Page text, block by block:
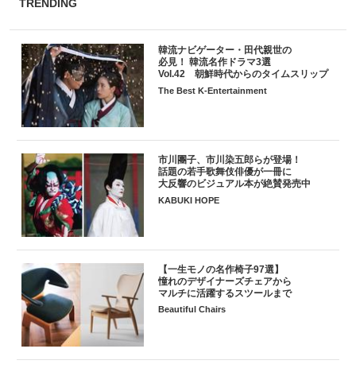
TRENDING
韓流ナビゲーター・田代親世の
必見！ 韓流名作ドラマ3選
Vol.42 朝鮮時代からのタイムスリップ
The Best K-Entertainment
市川團子、市川染五郎らが登場！
話題の若手歌舞伎俳優が一冊に
大反響のビジュアル本が絶賛発売中
KABUKI HOPE
【一生モノの名作椅子97選】
憧れのデザイナーズチェアから
マルチに活躍するスツールまで
Beautiful Chairs